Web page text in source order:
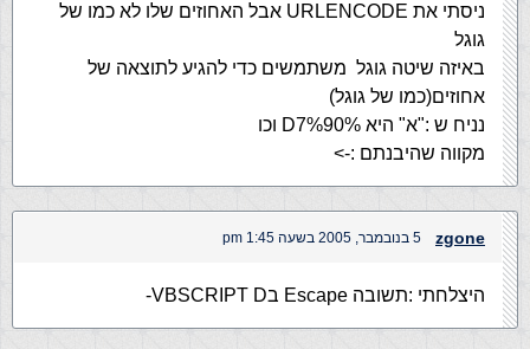
ניסתי את URLENCODE אבל האחוזים שלו לא כמו של
גוגל
באיזה שיטה גוגל משתמשים כדי להגיע לתוצאה של
אחוזים(כמו של גוגל)
נניח ש :"א" היא %D7%90 וכו
מקווה שהיבנתם :->
zgone 5 בנובמבר, 2005 בשעה 1:45 pm
היצלחתי :תשובה Escape בVBSCRIPT D-